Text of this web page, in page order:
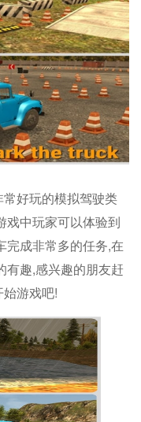
好玩的模拟驾驶类
戏中玩家可以体验到
完成非常多的任务,在
有趣,感兴趣的朋友赶
游戏吧!